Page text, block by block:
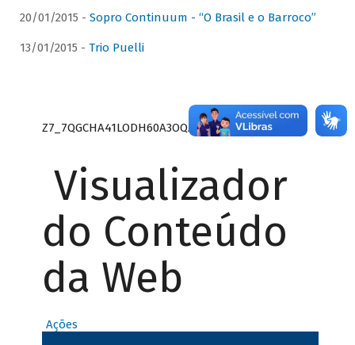
20/01/2015 - Sopro Continuum - “O Brasil e o Barroco”
13/01/2015 - Trio Puelli
Z7_7QGCHA41LODH60A3OQA8RN1415
Visualizador
do Conteúdo
da Web
Ações